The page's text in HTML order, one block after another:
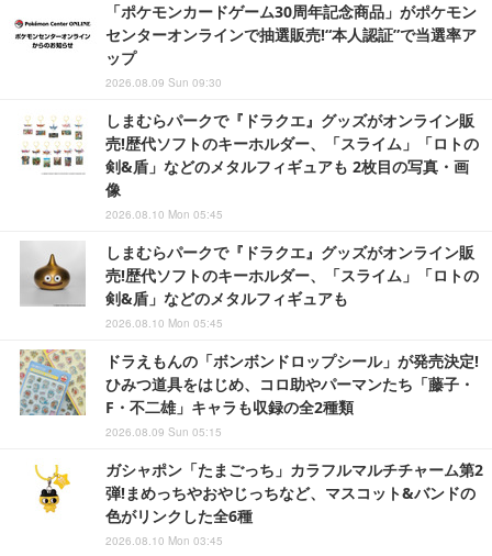
「ポケモンカードゲーム30周年記念商品」がポケモン
センターオンラインで抽選販売!“本人認証”で当選率ア
ップ
2026.08.09 Sun 09:30
しまむらパークで『ドラクエ』グッズがオンライン販
売!歴代ソフトのキーホルダー、「スライム」「ロトの
剣&盾」などのメタルフィギュアも 2枚目の写真・画
像
2026.08.10 Mon 05:45
しまむらパークで『ドラクエ』グッズがオンライン販
売!歴代ソフトのキーホルダー、「スライム」「ロトの
剣&盾」などのメタルフィギュアも
2026.08.10 Mon 05:45
ドラえもんの「ボンボンドロップシール」が発売決定!
ひみつ道具をはじめ、コロ助やパーマンたち「藤子・
F・不二雄」キャラも収録の全2種類
2026.08.09 Sun 05:15
ガシャポン「たまごっち」カラフルマルチチャーム第2
弾!まめっちやおやじっちなど、マスコット&バンドの
色がリンクした全6種
2026.08.10 Mon 03:45